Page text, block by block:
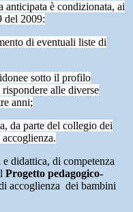
anticipata è condizionata, ai
del 2009:
di eventuali liste di
sotto il profilo
alle diverse
anni;
da parte del collegio dei
didattica, di competenza
Progetto pedagogico-
accoglienza dei bambini